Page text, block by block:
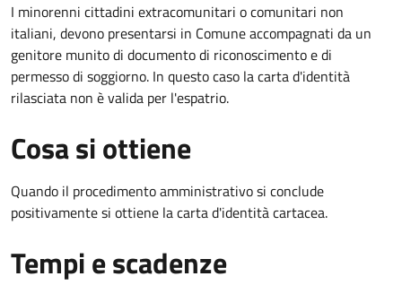
I minorenni cittadini extracomunitari o comunitari non
italiani, devono presentarsi in Comune accompagnati da un
genitore munito di documento di riconoscimento e di
permesso di soggiorno. In questo caso la carta d'identità
rilasciata non è valida per l'espatrio.
Cosa si ottiene
Quando il procedimento amministrativo si conclude
positivamente si ottiene la carta d'identità cartacea.
Tempi e scadenze